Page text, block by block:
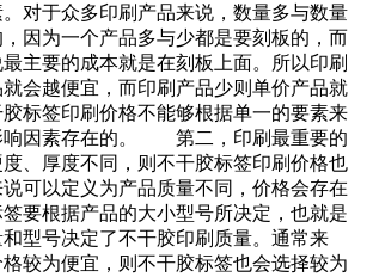
。对于众多印刷产品来说，数量多与数量
，因为一个产品多与少都是要刻板的，而
主要的成本就是在刻板上面。所以印刷
会越便宜，而印刷产品少则单价产品就
胶标签印刷价格不能够根据单一的要素来
响因素存在的。 第二，印刷最重要的
度、厚度不同，则不干胶标签印刷价格也
说可以定义为产品质量不同，价格会存在
签要根据产品的大小型号所决定，也就是
型号决定了不干胶印刷质量。通常来
格较为便宜，则不干胶标签也会选择较为